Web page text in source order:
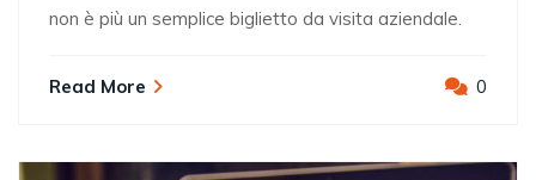
non è più un semplice biglietto da visita aziendale.
Read More 0